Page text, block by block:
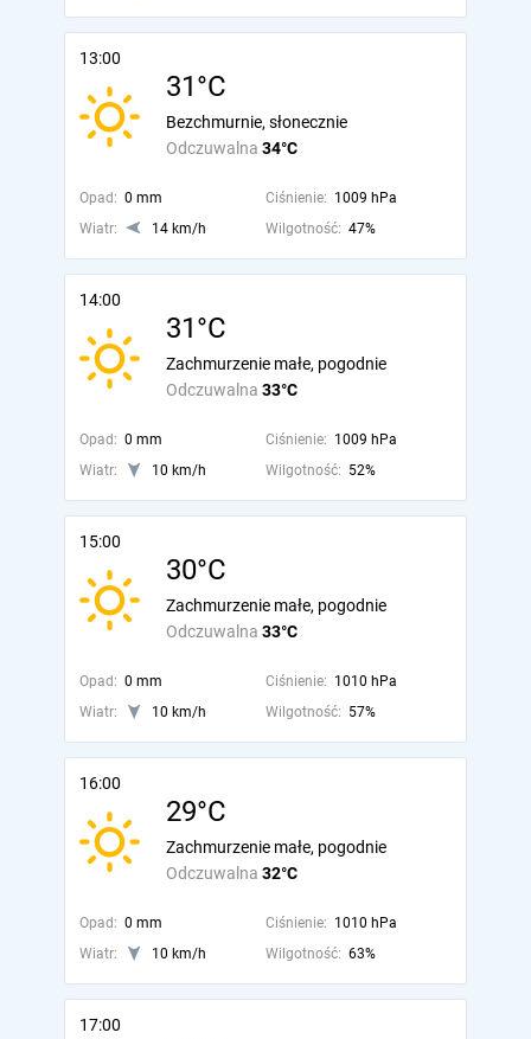
13:00
31°C
Odczuwalna 34°C
Bezchmurnie, słonecznie
Opad: 0 mm Ciśnienie: 1009 hPa
Wiatr:
14 km/h Wilgotność: 47%
14:00
31°C
Odczuwalna 33°C
Zachmurzenie małe, pogodnie
Opad: 0 mm Ciśnienie: 1009 hPa
Wiatr:
10 km/h Wilgotność: 52%
15:00
30°C
Odczuwalna 33°C
Zachmurzenie małe, pogodnie
Opad: 0 mm Ciśnienie: 1010 hPa
Wiatr:
10 km/h Wilgotność: 57%
16:00
29°C
Odczuwalna 32°C
Zachmurzenie małe, pogodnie
Opad: 0 mm Ciśnienie: 1010 hPa
Wiatr:
10 km/h Wilgotność: 63%
17:00